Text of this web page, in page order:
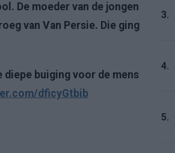
De moeder van de jongen
van Van Persie. Die ging
diepe buiging voor de mens
dficyGtbib
3.
4.
5.